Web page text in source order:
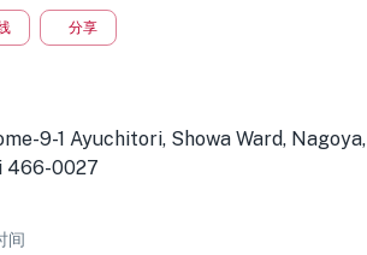
分享
9-1 Ayuchitori, Showa Ward, Nagoya,
466-0027
间